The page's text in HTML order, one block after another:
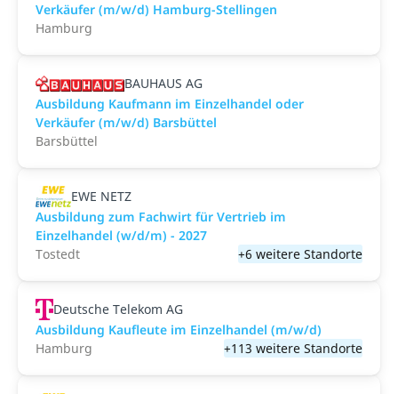
Verkäufer (m/w/d) Hamburg-Stellingen
Hamburg
BAUHAUS AG
Ausbildung Kaufmann im Einzelhandel oder
Verkäufer (m/w/d) Barsbüttel
Barsbüttel
EWE NETZ
Ausbildung zum Fachwirt für Vertrieb im
Einzelhandel (w/d/m) - 2027
Tostedt
+6 weitere Standorte
Deutsche Telekom AG
Ausbildung Kaufleute im Einzelhandel (m/w/d)
Hamburg
+113 weitere Standorte